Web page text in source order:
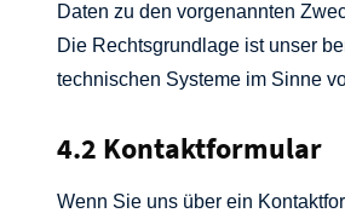
Daten zu den vorgenannten
Die Rechtsgrundlage ist unser
technischen Systeme im Sinne
4.2 Kontaktformular
Wenn Sie uns über ein